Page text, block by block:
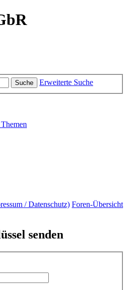
Suche Erweiterte Suche
/ Datenschutz) Foren-Übersicht
senden